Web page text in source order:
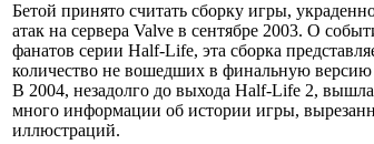
Бетой принято считать сборку игры,
атак на сервера Valve в сентябре 2003. О
фанатов серии Half-Life, эта сборка
количество не вошедших в финальную
В 2004, незадолго до выхода Half-Life 2,
много информации об истории игры,
иллюстраций.